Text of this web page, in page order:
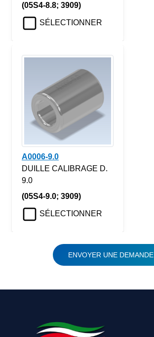
(05S4-8.8; 3909)
SÉLECTIONNER
A0006-9.0
DUILLE CALIBRAGE D.
9.0
(05S4-9.0; 3909)
SÉLECTIONNER
ENVOYER UNE DEMANDE